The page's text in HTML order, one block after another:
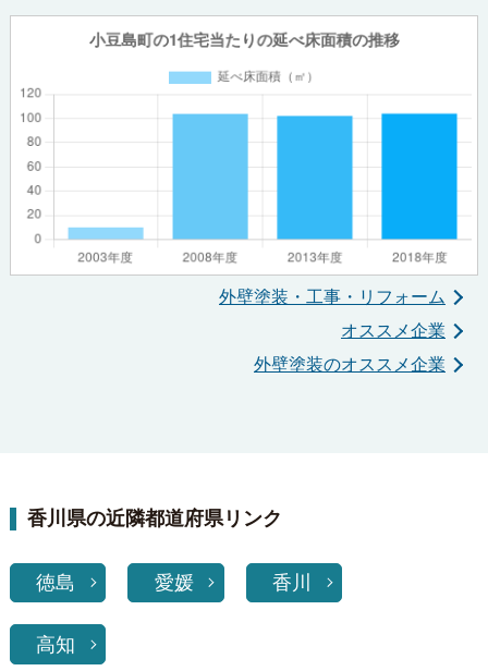
外壁塗装・工事・リフォーム
オススメ企業
外壁塗装のオススメ企業
香川県の近隣都道府県リンク
徳島 愛媛 香川
高知